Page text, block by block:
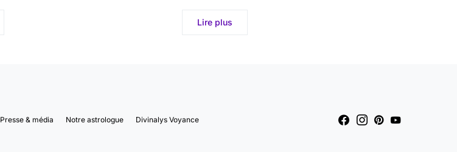
Lire plus
Presse & média Notre astrologue Divinalys Voyance